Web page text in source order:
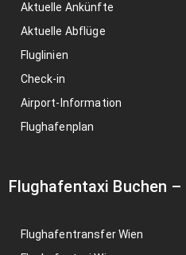
Aktuelle Ankünfte
Aktuelle Abflüge
Fluglinien
Check-in
Airport-Information
Flughafenplan
Flughafentaxi Buchen –
Flughafentransfer Wien